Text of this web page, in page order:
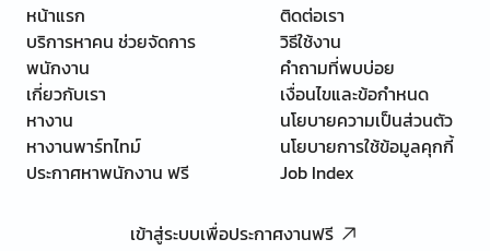
หน้าแรก
บริการหาคน ช่วยจัดการ
พนักงาน
เกี่ยวกับเรา
หางาน
หางานพาร์ทไทม์
ประกาศหาพนักงาน ฟรี
ติดต่อเรา
วิธีใช้งาน
คำถามที่พบบ่อย
เงื่อนไขและข้อกำหนด
นโยบายความเป็นส่วนตัว
นโยบายการใช้ข้อมูลคุกกี้
Job Index
เข้าสู่ระบบเพื่อประกาศงานฟรี